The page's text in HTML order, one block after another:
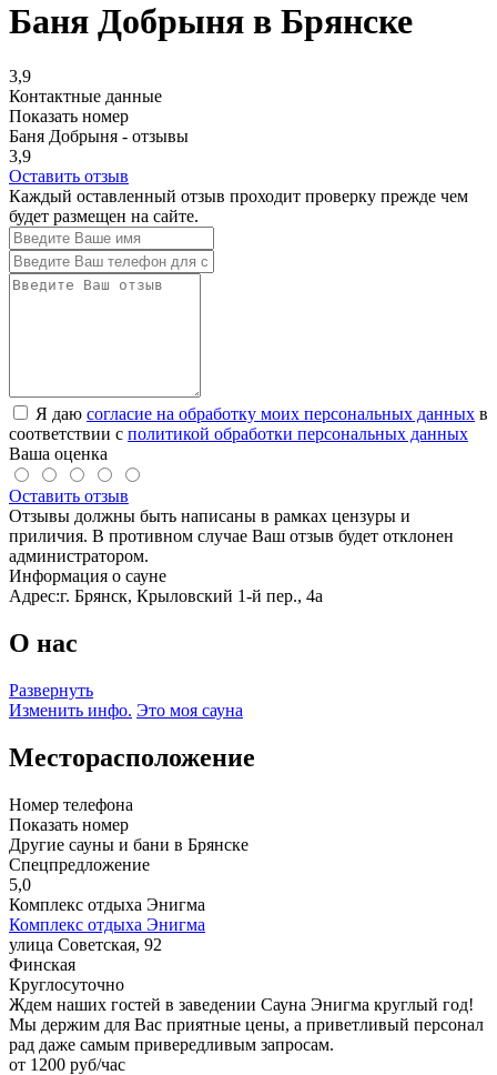
Баня Добрыня в Брянске
3,9
Контактные данные
Показать номер
Баня Добрыня - отзывы
3,9
Оставить отзыв
Каждый оставленный отзыв проходит проверку прежде чем
будет размещен на сайте.
Я даю согласие на обработку моих персональных данных в
соответствии с политикой обработки персональных данных
Ваша оценка
Оставить отзыв
Отзывы должны быть написаны в рамках цензуры и
приличия. В противном случае Ваш отзыв будет отклонен
администратором.
Информация о сауне
Адрес:г. Брянск, Крыловский 1-й пер., 4а
О нас
Развернуть
Изменить инфо. Это моя сауна
Месторасположение
Номер телефона
Показать номер
Другие сауны и бани в Брянске
Спецпредложение
5,0
Комплекс отдыха Энигма
Комплекс отдыха Энигма
улица Советская, 92
Финская
Круглосуточно
Ждем наших гостей в заведении Сауна Энигма круглый год!
Мы держим для Вас приятные цены, а приветливый персонал
рад даже самым привередливым запросам.
от 1200 руб/час